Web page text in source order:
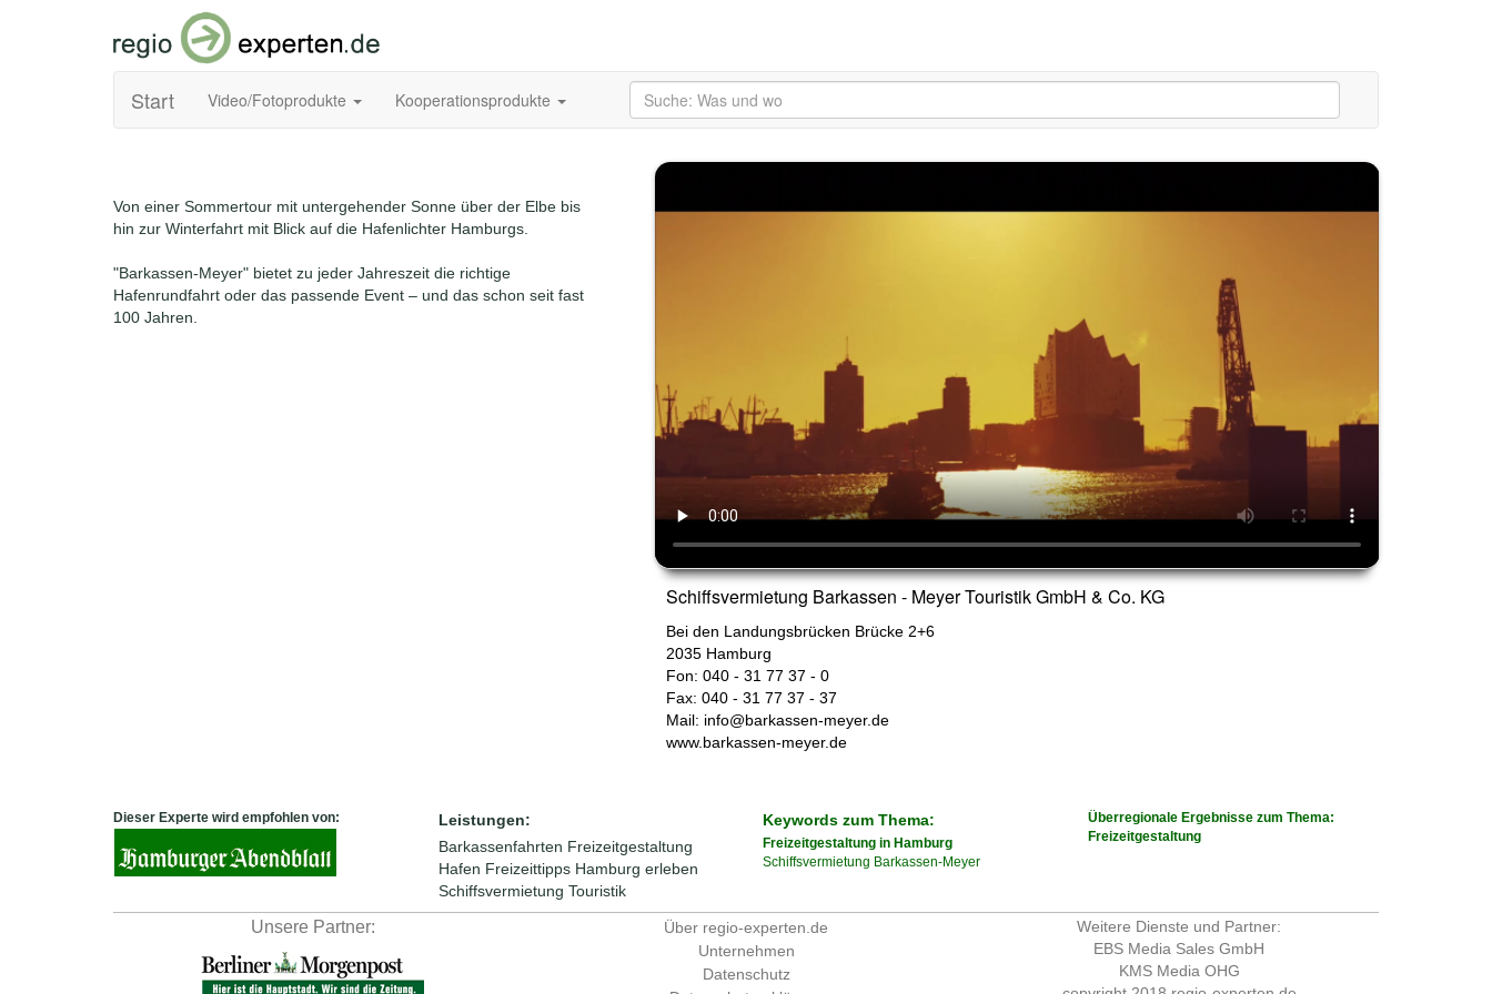
Start Video/Fotoprodukte Kooperationsprodukte
Von einer Sommertour mit untergehender Sonne über der Elbe bis
hin zur Winterfahrt mit Blick auf die Hafenlichter Hamburgs.
"Barkassen-Meyer" bietet zu jeder Jahreszeit die richtige
Hafenrundfahrt oder das passende Event – und das schon seit fast
100 Jahren.
Schiffsvermietung Barkassen - Meyer Touristik GmbH & Co. KG
Bei den Landungsbrücken Brücke 2+6
2035 Hamburg
Fon: 040 - 31 77 37 - 0
Fax: 040 - 31 77 37 - 37
Mail: info@barkassen-meyer.de
www.barkassen-meyer.de
Dieser Experte wird empfohlen von:
Leistungen:
Barkassenfahrten Freizeitgestaltung
Hafen Freizeittipps Hamburg erleben
Schiffsvermietung Touristik
Keywords zum Thema:
Freizeitgestaltung in Hamburg
Schiffsvermietung Barkassen-Meyer
Überregionale Ergebnisse zum Thema:
Freizeitgestaltung
Unsere Partner:
Über regio-experten.de
Unternehmen
Datenschutz
Weitere Dienste und Partner:
EBS Media Sales GmbH
KMS Media OHG